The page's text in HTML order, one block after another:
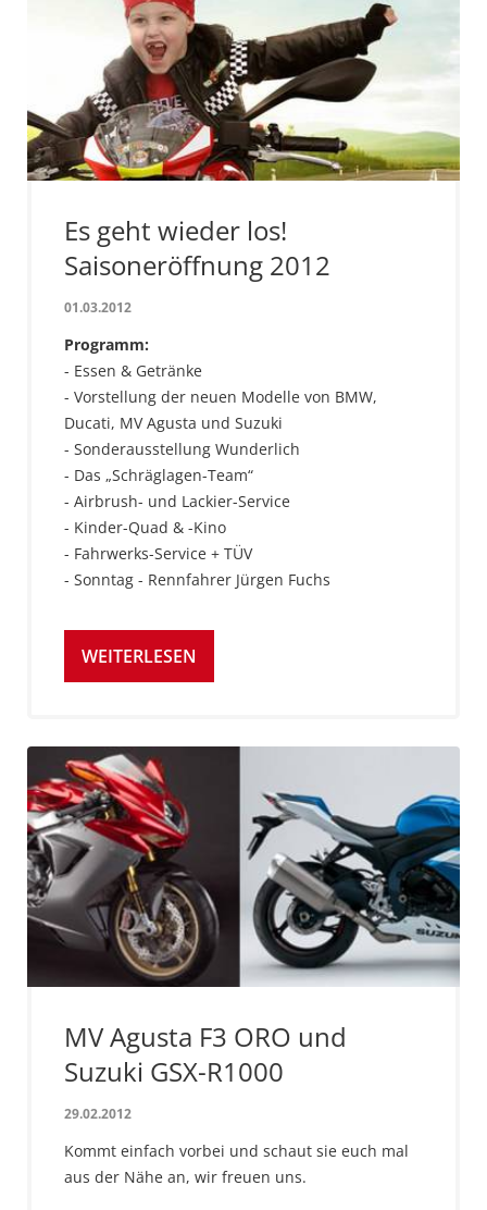
Es geht wieder los!
Saisoneröffnung 2012
01.03.2012
Programm:
- Essen & Getränke
- Vorstellung der neuen Modelle von BMW,
Ducati, MV Agusta und Suzuki
- Sonderausstellung Wunderlich
- Das „Schräglagen-Team“
- Airbrush- und Lackier-Service
- Kinder-Quad & -Kino
- Fahrwerks-Service + TÜV
- Sonntag - Rennfahrer Jürgen Fuchs
WEITERLESEN
MV Agusta F3 ORO und
Suzuki GSX-R1000
29.02.2012
Kommt einfach vorbei und schaut sie euch mal
aus der Nähe an, wir freuen uns.